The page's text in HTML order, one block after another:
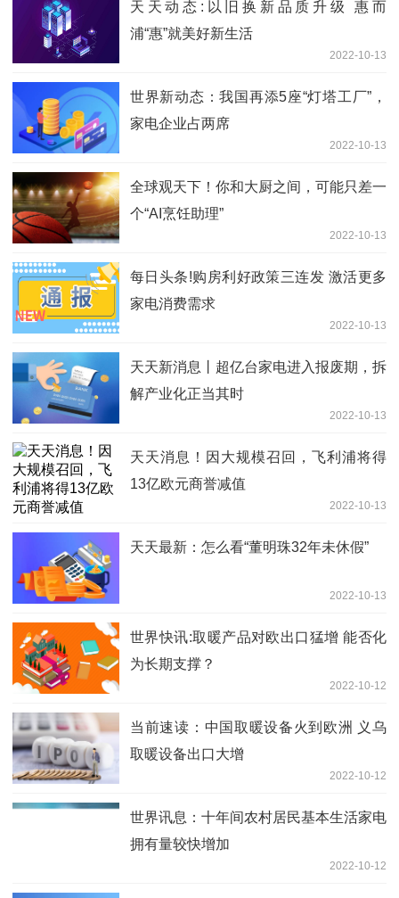
天天动态:以旧换新品质升级 惠而
浦“惠”就美好新生活
2022-10-13
世界新动态：我国再添5座“灯塔工厂”，
家电企业占两席
2022-10-13
全球观天下！你和大厨之间，可能只差一
个“AI烹饪助理”
2022-10-13
每日头条!购房利好政策三连发 激活更多
家电消费需求
2022-10-13
天天新消息丨超亿台家电进入报废期，拆
解产业化正当其时
2022-10-13
天天消息！因大规模召回，飞利浦将得
13亿欧元商誉减值
2022-10-13
天天最新：怎么看“董明珠32年未休假”
2022-10-13
世界快讯:取暖产品对欧出口猛增 能否化
为长期支撑？
2022-10-12
当前速读：中国取暖设备火到欧洲 义乌
取暖设备出口大增
2022-10-12
世界讯息：十年间农村居民基本生活家电
拥有量较快增加
2022-10-12